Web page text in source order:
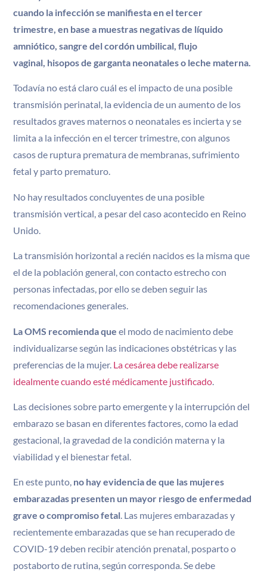
cuando la infección se manifiesta en el tercer
trimestre, en base a muestras negativas de líquido
amniótico, sangre del cordón umbilical, flujo
vaginal, hisopos de garganta neonatales o leche materna.
Todavía no está claro cuál es el impacto de una posible
transmisión perinatal, la evidencia de un aumento de los
resultados graves maternos o neonatales es incierta y se
limita a la infección en el tercer trimestre, con algunos
casos de ruptura prematura de membranas, sufrimiento
fetal y parto prematuro.
No hay resultados concluyentes de una posible
transmisión vertical, a pesar del caso acontecido en Reino
Unido.
La transmisión horizontal a recién nacidos es la misma que
el de la población general, con contacto estrecho con
personas infectadas, por ello se deben seguir las
recomendaciones generales.
La OMS recomienda queel modo de nacimiento debe
individualizarse según las indicaciones obstétricas y las
preferencias de la mujer. La cesárea debe realizarse
idealmente cuando esté médicamente justificado
Las decisiones sobre parto emergente y la interrupción del
embarazo se basan en diferentes factores, como la edad
gestacional, la gravedad de la condición materna y la
viabilidad y el bienestar fetal.
En este punto, no hay evidencia de que las mujeres
embarazadas presenten un mayor riesgo de enfermedad
grave o compromiso fetal. Las mujeres embarazadas y
recientemente embarazadas que se han recuperado de
COVID-19 deben recibir atención prenatal, posparto o
postaborto de rutina, según corresponda. Se debe